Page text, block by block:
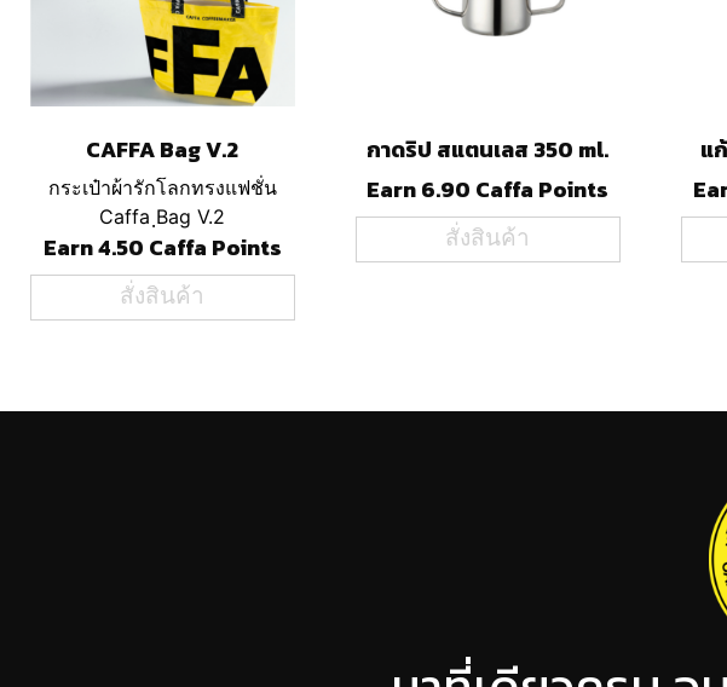
CAFFA Bag V.2
กระเป๋าผ้ารักโลกทรงแฟชั่น
Caffa ฺBag V.2
Earn 4.50 Caffa Points
สั่งสินค้า
กาดริป สแตนเลส 350 ml.
Earn 6.90 Caffa Points
สั่งสินค้า
แ